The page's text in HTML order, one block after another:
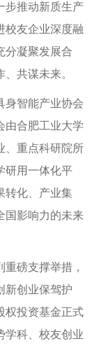
步推动新质生产
校友企业深度融
分凝聚发展合
共谋未来。
身智能产业协会
由合肥工业大学
、重点科研院所
研用一体化平
转化、产业集
国影响力的未来
磅支撑举措，
新创业保驾护
权投资基金正式
学科、校友创业